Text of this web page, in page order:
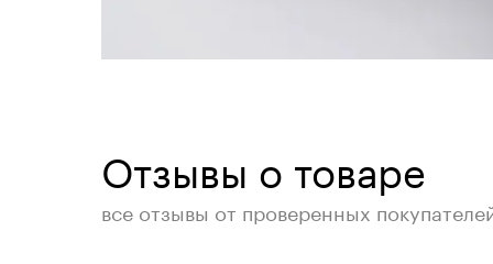
Отзывы о товаре
все отзывы от проверенных